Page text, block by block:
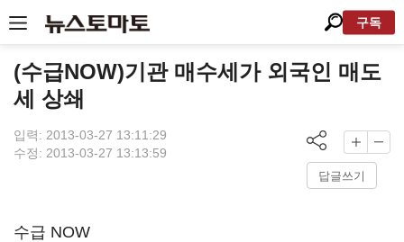
구독
(수급NOW)기관 매수세가 외국인 매도
세 상쇄
입력: 2013-03-27 13:11:29
수정: 2013-03-27 13:13:59
답글쓰기
수급 NOW